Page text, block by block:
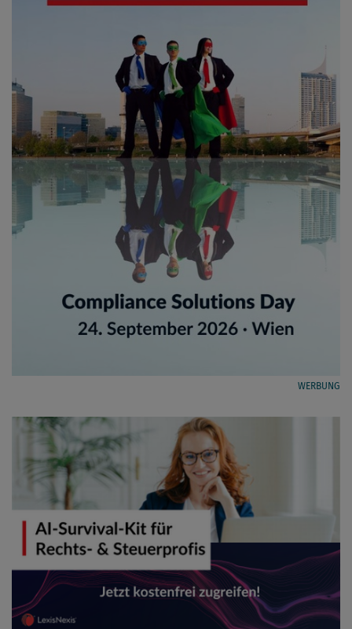
WERBUNG